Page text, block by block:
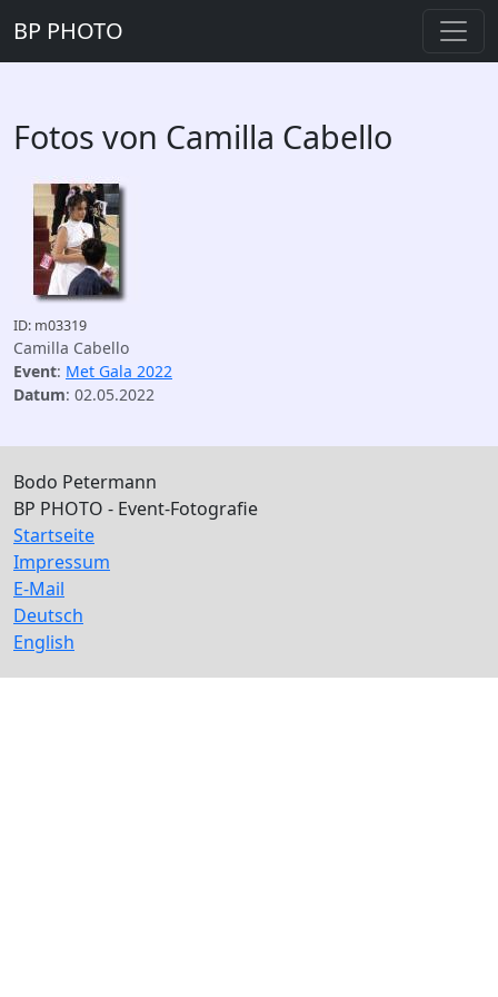
BP PHOTO
Fotos von Camilla Cabello
ID: m03319
Camilla Cabello
Event: Met Gala 2022
Datum: 02.05.2022
Bodo Petermann
BP PHOTO - Event-Fotografie
Startseite
Impressum
E-Mail
Deutsch
English